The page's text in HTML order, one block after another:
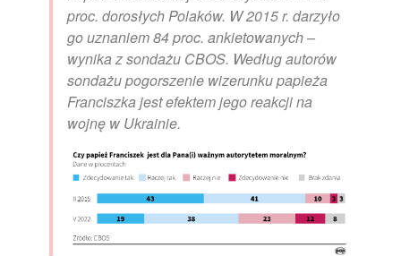
proc. dorosłych Polaków. W 2015 r. darzyło
go uznaniem 84 proc. ankietowanych –
wynika z sondażu CBOS. Według autorów
sondażu pogorszenie wizerunku papieża
Franciszka jest efektem jego reakcji na
wojnę w Ukrainie.